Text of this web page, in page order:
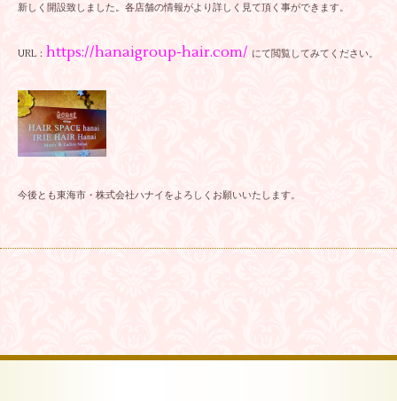
新しく開設致しました。各店舗の情報がより詳しく見て頂く事ができます。
URL： https://hanaigroup-hair.com/ にて閲覧してみてください。
今後とも東海市・株式会社ハナイをよろしくお願いいたします。